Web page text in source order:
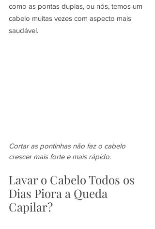
como as pontas duplas, ou nós, temos um
cabelo muitas vezes com aspecto mais
saudável.
Cortar as pontinhas não faz o cabelo
crescer mais forte e mais rápido.
Lavar o Cabelo Todos os
Dias Piora a Queda
Capilar?